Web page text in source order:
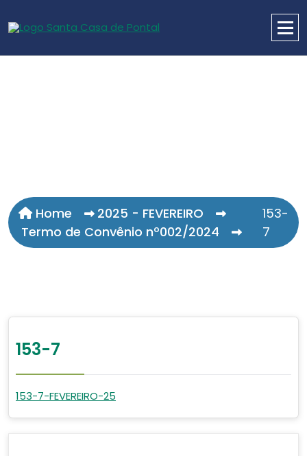
Home
2025 - FEVEREIRO
Termo de Convênio nº002/2024
153-
7
153-7
153-7-FEVEREIRO-25